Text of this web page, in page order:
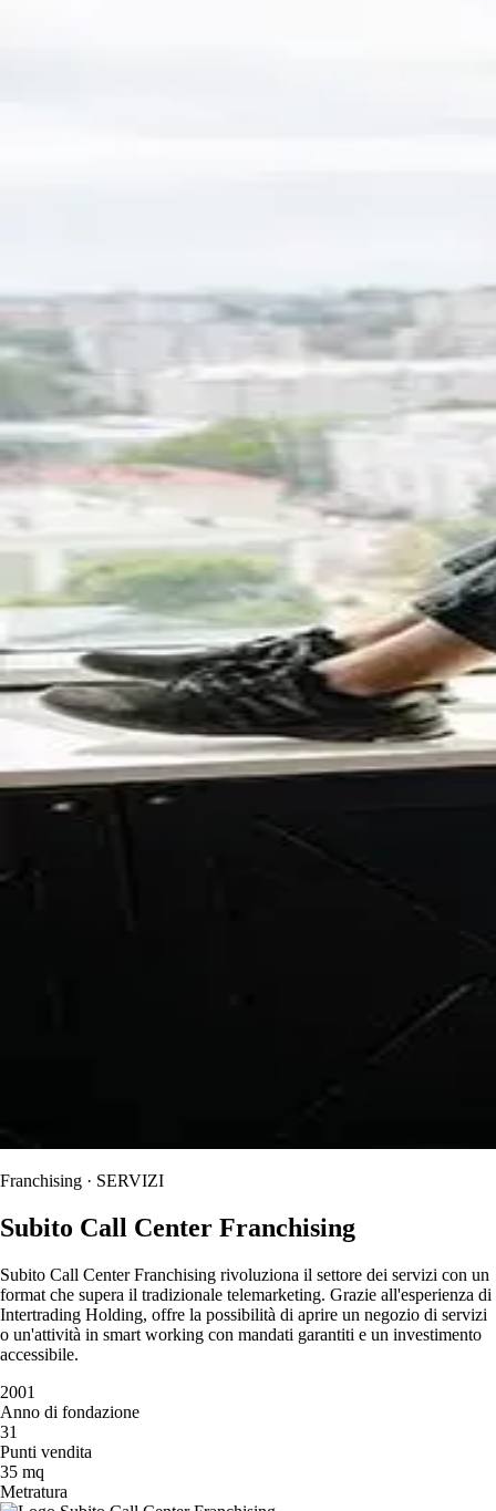
Franchising · SERVIZI
Subito Call Center Franchising
Subito Call Center Franchising rivoluziona il settore dei servizi con un
format che supera il tradizionale telemarketing. Grazie all'esperienza di
Intertrading Holding, offre la possibilità di aprire un negozio di servizi
o un'attività in smart working con mandati garantiti e un investimento
accessibile.
2001
Anno di fondazione
31
Punti vendita
35 mq
Metratura